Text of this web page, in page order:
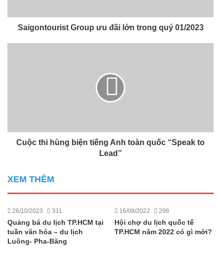
Saigontourist Group ưu đãi lớn trong quý 01/2023
Cuộc thi hùng biện tiếng Anh toàn quốc “Speak to
Lead”
XEM THÊM
26/10/2023 331
Quảng bá du lịch TP.HCM tại
tuần văn hóa – du lịch
Luông- Pha-Băng
16/08/2022 298
Hội chợ du lịch quốc tế
TP.HCM năm 2022 có gì mới?